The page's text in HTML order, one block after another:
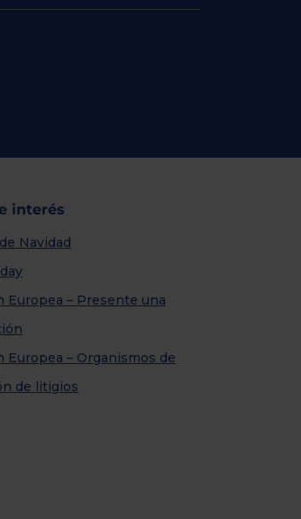
interés
Navidad
Europea – Presente una
Europea – Organismos de
de litigios